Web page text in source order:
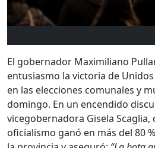
El gobernador Maximiliano
entusiasmo la victoria de
en las elecciones comunales y
domingo. En un encendido
vicegobernadora Gisela Scaglia,
oficialismo ganó en más del 80